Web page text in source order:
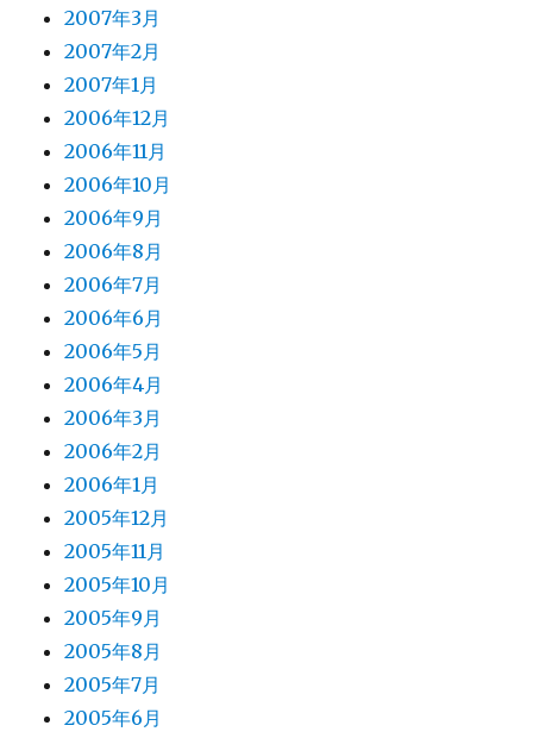
2007年3月
2007年2月
2007年1月
2006年12月
2006年11月
2006年10月
2006年9月
2006年8月
2006年7月
2006年6月
2006年5月
2006年4月
2006年3月
2006年2月
2006年1月
2005年12月
2005年11月
2005年10月
2005年9月
2005年8月
2005年7月
2005年6月